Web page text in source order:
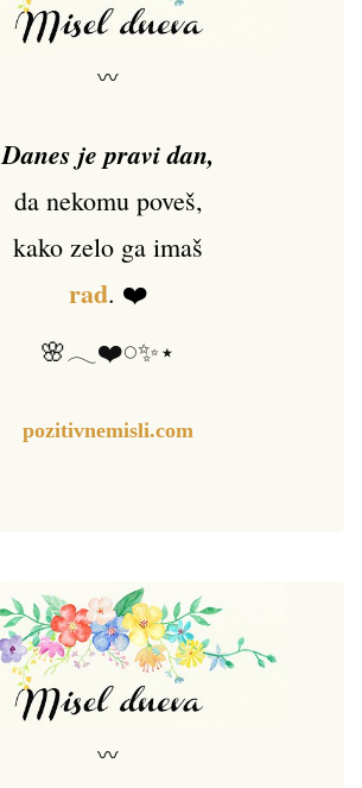
〰
Danes je pravi dan,
da nekomu poveš,
kako zelo ga imaš
rad. ❤️
🌸𓂃❤️𓏸✨⋆
pozitivnemisli.com
〰